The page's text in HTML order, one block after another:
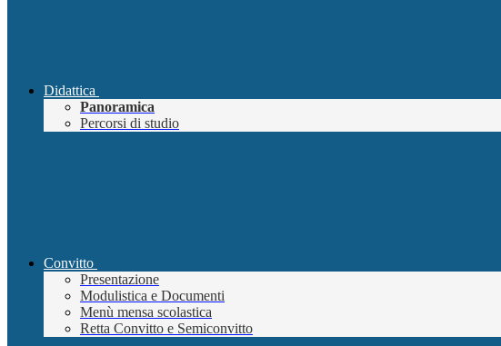
Didattica
Panoramica
Percorsi di studio
Convitto
Presentazione
Modulistica e Documenti
Menù mensa scolastica
Retta Convitto e Semiconvitto